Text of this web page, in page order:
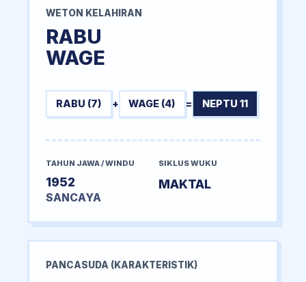
WETON KELAHIRAN
RABU
WAGE
RABU (7) + WAGE (4) = NEPTU 11
TAHUN JAWA / WINDU
1952
SANCAYA
SIKLUS WUKU
MAKTAL
PANCASUDA (KARAKTERISTIK)